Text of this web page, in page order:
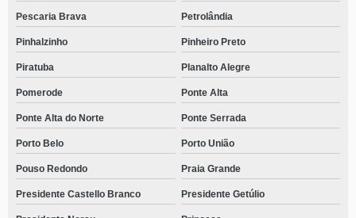
Pescaria Brava Petrolândia
Pinhalzinho Pinheiro Preto
Piratuba Planalto Alegre
Pomerode Ponte Alta
Ponte Alta do Norte Ponte Serrada
Porto Belo Porto União
Pouso Redondo Praia Grande
Presidente Castello Branco Presidente Getúlio